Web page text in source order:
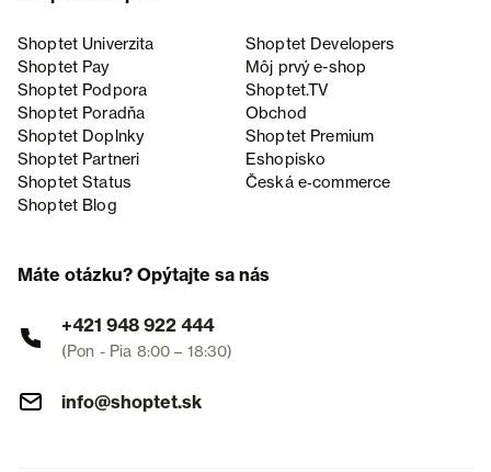
Shoptet Univerzita
Shoptet Developers
Shoptet Pay
Môj prvý e-shop
Shoptet Podpora
Shoptet.TV
Shoptet Poradňa
Obchod
Shoptet Doplnky
Shoptet Premium
Shoptet Partneri
Eshopisko
Shoptet Status
Česká e‑commerce
Shoptet Blog
Máte otázku? Opýtajte sa nás
+421 948 922 444
(Pon - Pia 8:00 – 18:30)
info@shoptet.sk